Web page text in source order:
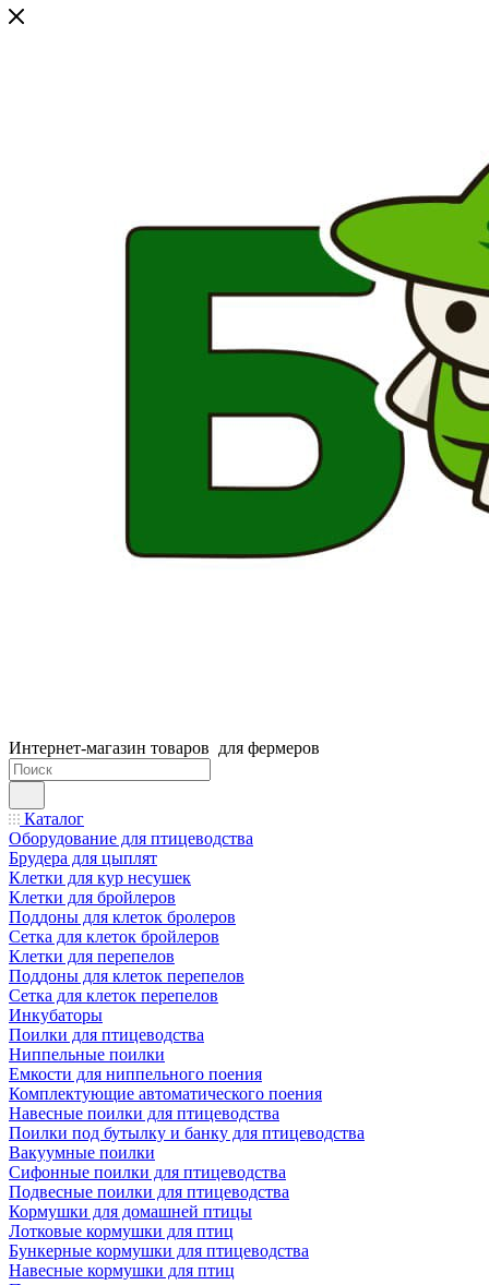
Интернет-магазин товаров для фермеров
Каталог
Оборудование для птицеводства
Брудера для цыплят
Клетки для кур несушек
Клетки для бройлеров
Поддоны для клеток бролеров
Сетка для клеток бройлеров
Клетки для перепелов
Поддоны для клеток перепелов
Сетка для клеток перепелов
Инкубаторы
Поилки для птицеводства
Ниппельные поилки
Емкости для ниппельного поения
Комплектующие автоматического поения
Навесные поилки для птицеводства
Поилки под бутылку и банку для птицеводства
Вакуумные поилки
Сифонные поилки для птицеводства
Подвесные поилки для птицеводства
Кормушки для домашней птицы
Лотковые кормушки для птиц
Бункерные кормушки для птицеводства
Навесные кормушки для птиц